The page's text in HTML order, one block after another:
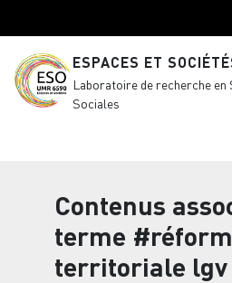
ESPACES ET
Laboratoire de recherche en
Sociales
Contenus
terme
territoriale lgv